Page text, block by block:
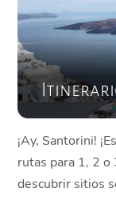
¡Ay, Santorini!
rutas para 1, 2 o
descubrir sitios